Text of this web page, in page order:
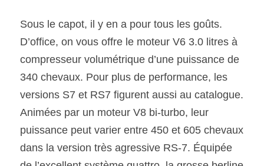
Sous le capot, il y en a pour tous les goûts.
D’office, on vous offre le moteur V6 3.0 litres à
compresseur volumétrique d’une puissance de
340 chevaux. Pour plus de performance, les
versions S7 et RS7 figurent aussi au catalogue.
Animées par un moteur V8 bi-turbo, leur
puissance peut varier entre 450 et 605 chevaux
dans la version très agressive RS-7. Équipée